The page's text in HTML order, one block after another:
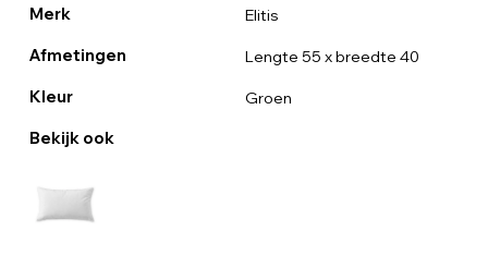
Merk Elitis
Afmetingen Lengte 55 x breedte 40
Kleur Groen
Bekijk ook